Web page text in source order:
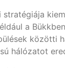
stratégiája
a
közötti
hálózatot